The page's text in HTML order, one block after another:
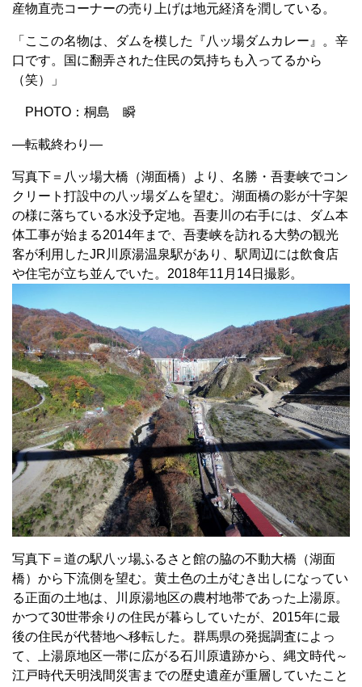
産物直売コーナーの売り上げは地元経済を潤している。
「ここの名物は、ダムを模した『八ッ場ダムカレー』。辛
口です。国に翻弄された住民の気持ちも入ってるから
（笑）」
PHOTO：桐島 瞬
—転載終わり—
写真下＝八ッ場大橋（湖面橋）より、名勝・吾妻峡でコン
クリート打設中の八ッ場ダムを望む。湖面橋の影が十字架
の様に落ちている水没予定地。吾妻川の右手には、ダム本
体工事が始まる2014年まで、吾妻峡を訪れる大勢の観光
客が利用したJR川原湯温泉駅があり、駅周辺には飲食店
や住宅が立ち並んでいた。2018年11月14日撮影。
写真下＝道の駅八ッ場ふるさと館の脇の不動大橋（湖面
橋）から下流側を望む。黄土色の土がむき出しになってい
る正面の土地は、川原湯地区の農村地帯であった上湯原。
かつて30世帯余りの住民が暮らしていたが、2015年に最
後の住民が代替地へ移転した。群馬県の発掘調査によっ
て、上湯原地区一帯に広がる石川原遺跡から、縄文時代～
江戸時代天明浅間災害までの歴史遺産が重層していたこと